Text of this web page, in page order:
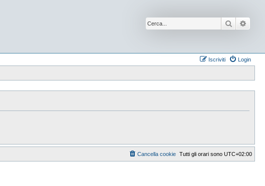
Cerca
Login
Iscriviti
Tutti gli orari sono UTC+02:00
Cancella cookie